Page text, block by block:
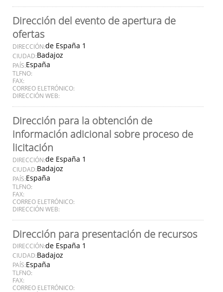
Dirección del evento de apertura de
ofertas
DIRECCIÓN:de España 1
CIUDAD:Badajoz
PAÍS:España
TLFNO:
FAX:
CORREO ELETRÓNICO:
DIRECCIÓN WEB:
Dirección para la obtención de
información adicional sobre proceso de
licitación
DIRECCIÓN:de España 1
CIUDAD:Badajoz
PAÍS:España
TLFNO:
FAX:
CORREO ELETRÓNICO:
DIRECCIÓN WEB:
Dirección para presentación de recursos
DIRECCIÓN:de España 1
CIUDAD:Badajoz
PAÍS:España
TLFNO:
FAX:
CORREO ELETRÓNICO: